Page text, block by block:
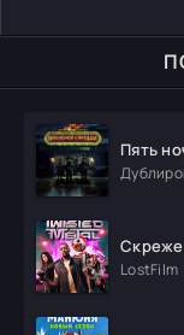
Пять
LostFilm